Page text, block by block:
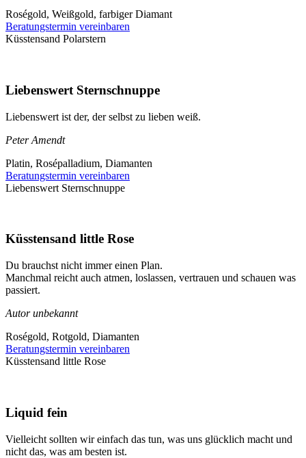
Roségold, Weißgold, farbiger Diamant
Beratungstermin vereinbaren
Küsstensand Polarstern
Liebenswert Sternschnuppe
Liebenswert ist der, der selbst zu lieben weiß.
Peter Amendt
Platin, Rosépalladium, Diamanten
Beratungstermin vereinbaren
Liebenswert Sternschnuppe
Küsstensand little Rose
Du brauchst nicht immer einen Plan.
Manchmal reicht auch atmen, loslassen, vertrauen und schauen was
passiert.
Autor unbekannt
Roségold, Rotgold, Diamanten
Beratungstermin vereinbaren
Küsstensand little Rose
Liquid fein
Vielleicht sollten wir einfach das tun, was uns glücklich macht und
nicht das, was am besten ist.